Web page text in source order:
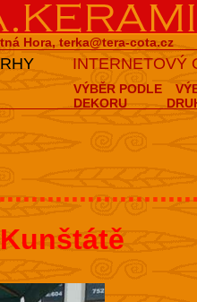
Hora, terka@tera-cota.cz
INTERNETOVÝ
VÝBĚR PODLE
DEKORU